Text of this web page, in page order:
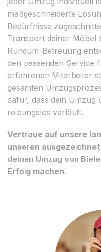
maßgeschneiderte
Bedürfnisse
Transport deiner Möbel
Rundum-Betreuung
den passenden Service
erfahrenen Mitarbeiter
gesamten
dafür, dass dein Umzug
reibungslos verläuft.
Vertraue auf unsere
unseren
deinen Umzug von
Erfolg machen.